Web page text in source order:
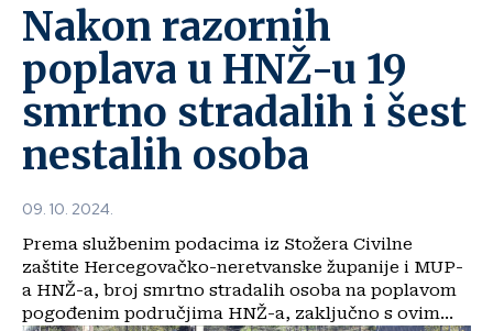
Nakon razornih
poplava u HNŽ-u 19
smrtno stradalih i šest
nestalih osoba
09. 10. 2024.
Prema službenim podacima iz Stožera Civilne
zaštite Hercegovačko-neretvanske županije i MUP-
a HNŽ-a, broj smrtno stradalih osoba na poplavom
pogođenim područjima HNŽ-a, zaključno s ovim...